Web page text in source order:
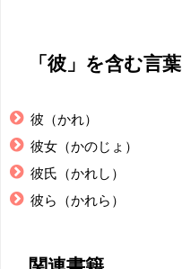
「彼」を含む言葉
彼（かれ）
彼女（かのじょ）
彼氏（かれし）
彼ら（かれら）